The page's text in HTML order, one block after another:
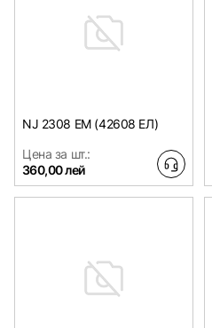
NJ 2308 EM (42608 EЛ)
Цена за шт.:
360,00 лей